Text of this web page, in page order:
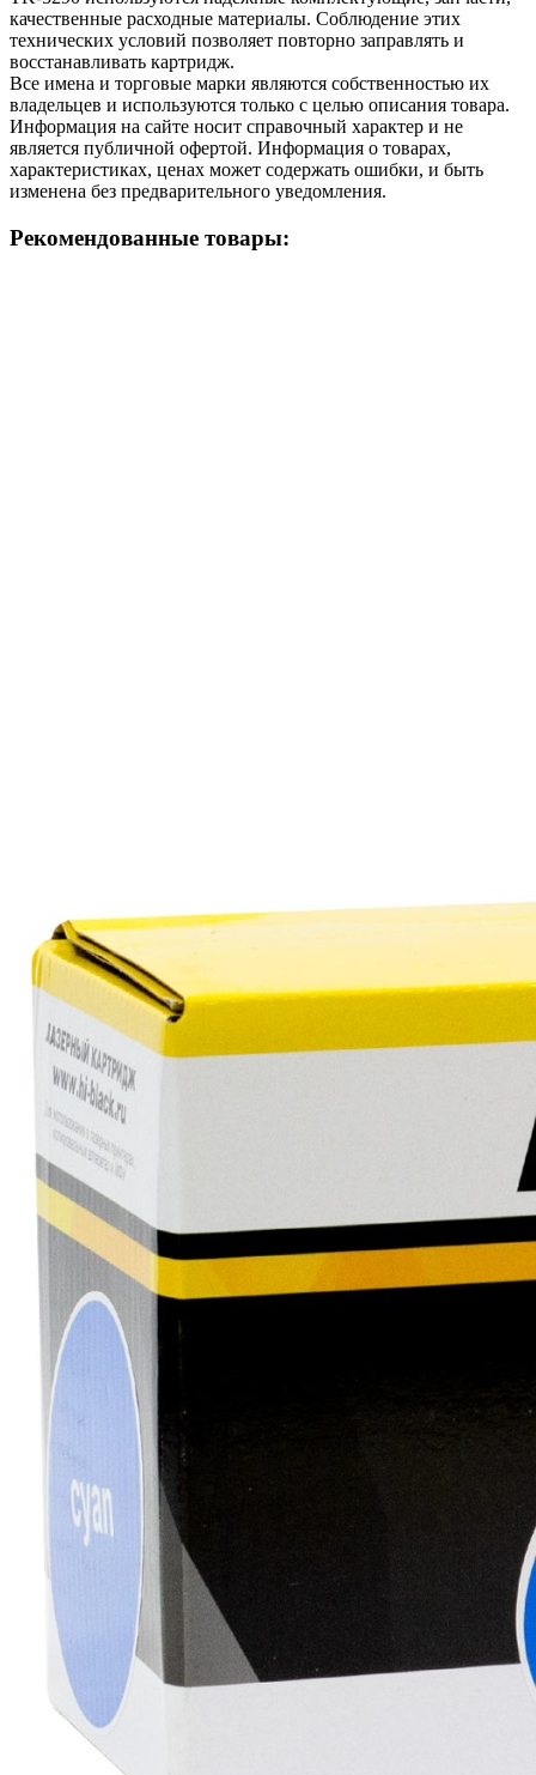
качественные расходные материалы. Соблюдение этих
технических условий позволяет повторно заправлять и
восстанавливать картридж.
Все имена и торговые марки являются собственностью их
владельцев и используются только с целью описания товара.
Информация на сайте носит справочный характер и не
является публичной офертой. Информация о товарах,
характеристиках, ценах может содержать ошибки, и быть
изменена без предварительного уведомления.
Рекомендованные товары: